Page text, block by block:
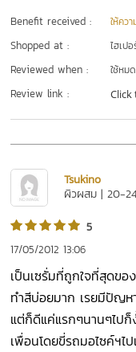
Benefit received : ให้คว
Shopped at : ไฮเป
Reviewed when : ใช้หม
Review link :
Tsukino
ผิวผสม | 20-
5
17/05/2012 13:06
เป็นเซรั่มที่ถูกใจที่สุดขอ
ทำสีบ่อยมาก เรยมีปัญห
แต่ก็ดีแค่แรกๆนานๆไปก็
เพื่อนโดยขี่รถมอไซค์ฯไ